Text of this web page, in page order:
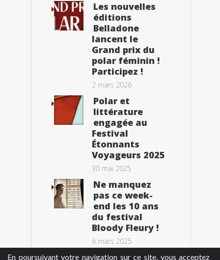
En poursuivant votre navigation sur ce site, vous acceptez
Les nouvelles
éditions
Belladone
lancent le
Grand prix du
polar féminin !
Participez !
2 mars 2026
Polar et
littérature
engagée au
Festival
Étonnants
Voyageurs 2025
30 mai 2025
Ne manquez
pas ce week-
end les 10 ans
du festival
Bloody Fleury !
6 mars 2025